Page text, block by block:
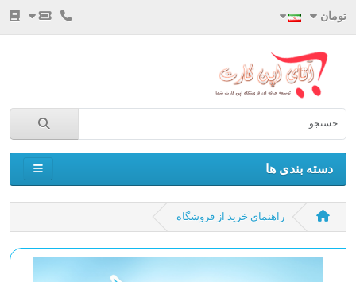
تومان
دسته بندی ها
راهنمای خرید از فروشگاه